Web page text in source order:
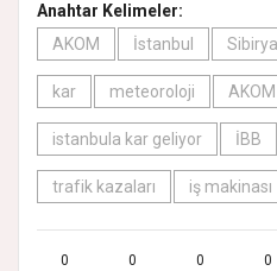
Anahtar Kelimeler:
AKOM
İstanbul
kar meteoroloji
istanbula kar geliyor İBB
trafik kazaları iş makinası
0 0 0 0